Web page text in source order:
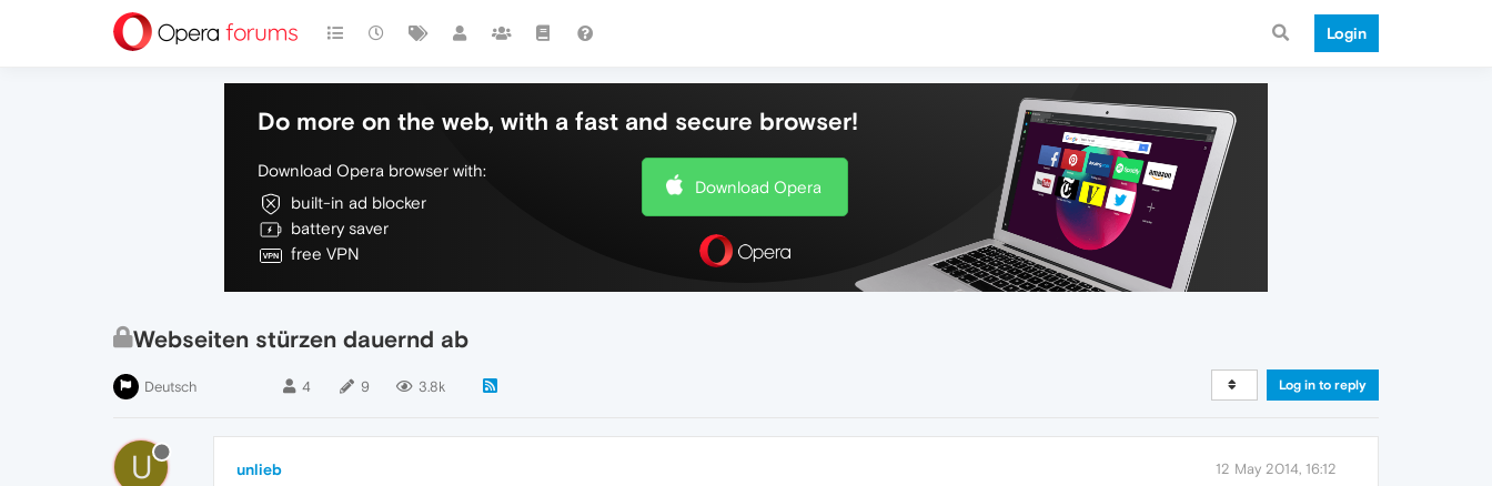
Login
Do more on the web, with a fast and secure browser!
Download Opera browser with:
built-in ad blocker
battery saver
free VPN
Download Opera
Webseiten stürzen dauernd ab
Deutsch 4 9 3.8k Log in to reply
U unlieb 12 May 2014, 16:12